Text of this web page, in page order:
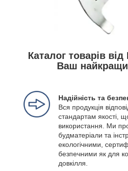
Каталог товарів
Ваш
Надійність та
Вся продукція
стандартам якості,
використання. Ми
будматеріали та
екологічними,
безпечними як для
довкілля.